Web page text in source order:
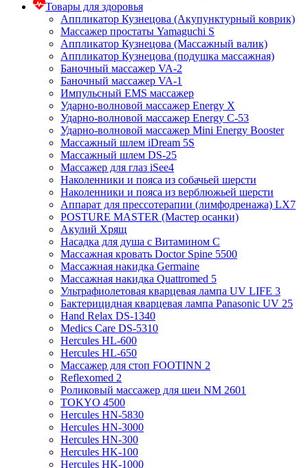
Товары для здоровья
Аппликатор Кузнецова (Акупунктурный коврик)
Массажер простаты Yamaguchi S
Аппликатор Кузнецова (Массажный валик)
Аппликатор Кузнецова (подушка массажная)
Баночный массажер VA-2
Баночный массажер VA-1
Импульсный EMS массажер
Ударно-волновой массажер Energy X
Ударно-волновой массажер Energy C-53
Ударно-волновой массажер Mini Energy Booster
Массажный шлем iDream 5S
Массажный шлем DS-25
Массажер для глаз iSee4
Наколенники и пояса из собачьей шерсти
Наколенники и пояса из верблюжьей шерсти
Аппарат для прессотерапии (лимфодренажа) LX7
POSTURE MASTER (Мастер осанки)
Акулий Хрящ
Насадка для душа с Витамином C
Массажная кровать Doctor Spine 5500
Массажная накидка Germaine
Массажная накидка Quattromed 5
Ультрафиолетовая кварцевая лампа UV LIFE 3
Бактерицидная кварцевая лампа Panasonic UV 25
Hand Relax DS-1340
Medics Care DS-5310
Hercules HL-600
Hercules HL-650
Массажер для стоп FOOTINN 2
Reflexomed 2
Роликовый массажер для шеи NM 2601
TOKYO 4500
Hercules HN-5830
Hercules HN-3000
Hercules HN-300
Hercules HK-100
Hercules HK-1000